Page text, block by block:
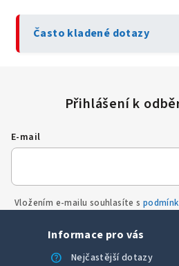
Často kladené dotazy
E-mail
Vložením e-mailu souhlasíte s
Informace pro vás
help
Nejčastější dotazy